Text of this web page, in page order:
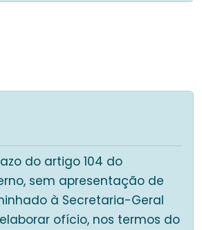
do artigo 104 do
sem apresentação de
à Secretaria-Geral
ofício, nos termos do